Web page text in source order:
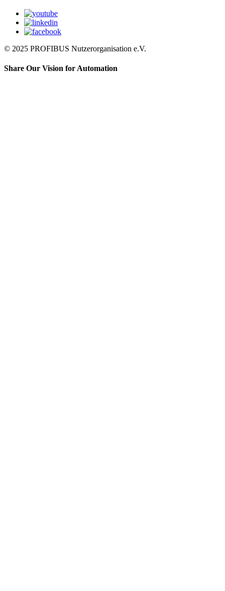
© 2025 PROFIBUS Nutzerorganisation e.V.
Share Our Vision for Automation